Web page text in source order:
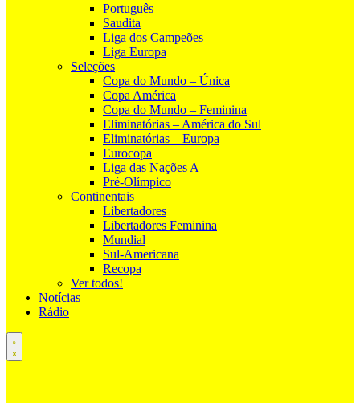
Português
Saudita
Liga dos Campeões
Liga Europa
Seleções
Copa do Mundo – Única
Copa América
Copa do Mundo – Feminina
Eliminatórias – América do Sul
Eliminatórias – Europa
Eurocopa
Liga das Nações A
Pré-Olímpico
Continentais
Libertadores
Libertadores Feminina
Mundial
Sul-Americana
Recopa
Ver todos!
Notícias
Rádio